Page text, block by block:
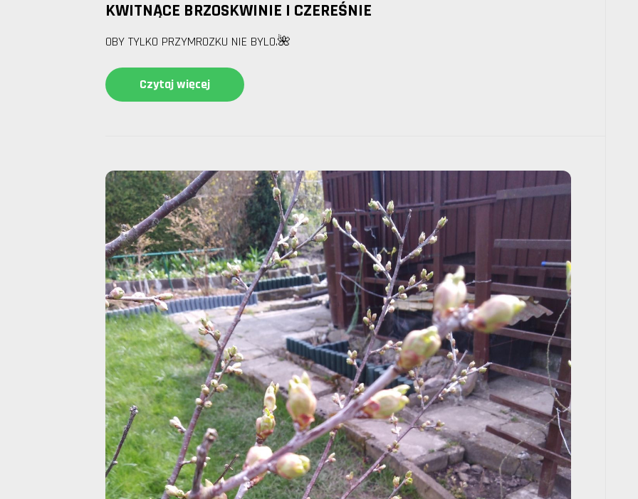
KWITNĄCE BRZOSKWINIE I CZEREŚNIE
OBY TYLKO PRZYMROZKU NIE BYLO.🌺
Czytaj więcej